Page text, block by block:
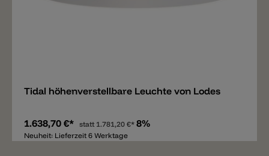
Tidal höhenverstellbare Leuchte von Lodes
1.638,70 €* statt 1.781,20 €* 8%
Neuheit: Lieferzeit 6 Werktage